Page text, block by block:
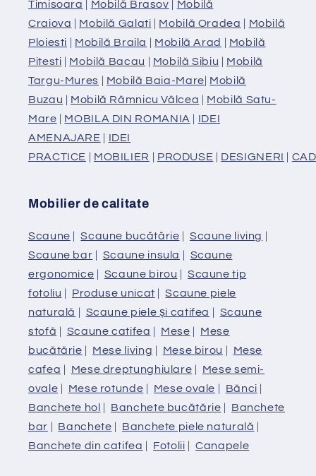
Timisoara | Mobilă Brasov | Mobilă
Craiova | Mobilă Galati | Mobilă Oradea | Mobilă
Ploiesti | Mobilă Braila | Mobilă Arad | Mobilă
Pitesti | Mobilă Bacau | Mobilă Sibiu | Mobilă
Targu-Mures | Mobilă Baia-Mare| Mobilă
Buzau | Mobilă Râmnicu Vâlcea | Mobilă Satu-
Mare | MOBILA DIN ROMANIA | IDEI
AMENAJARE | IDEI
PRACTICE | MOBILIER | PRODUSE | DESIGNERI |
Mobilier de calitate
Scaune |Scaune bucătărie | Scaune living |
Scaune bar | Scaune insula | Scaune
ergonomice | Scaune birou | Scaune tip
fotoliu | Produse unicat |Scaune piele
naturală | Scaune piele și catifea | Scaune
stofă | Scaune catifea | Mese | Mese
bucătărie | Mese living | Mese birou | Mese
cafea | Mese dreptunghiulare | Mese semi-
ovale | Mese rotunde | Mese ovale | Bănci |
Banchete hol | Banchete bucătărie | Banchete
bar | Banchete | Banchete piele naturală |
Banchete din catifea | Fotolii |Canapele